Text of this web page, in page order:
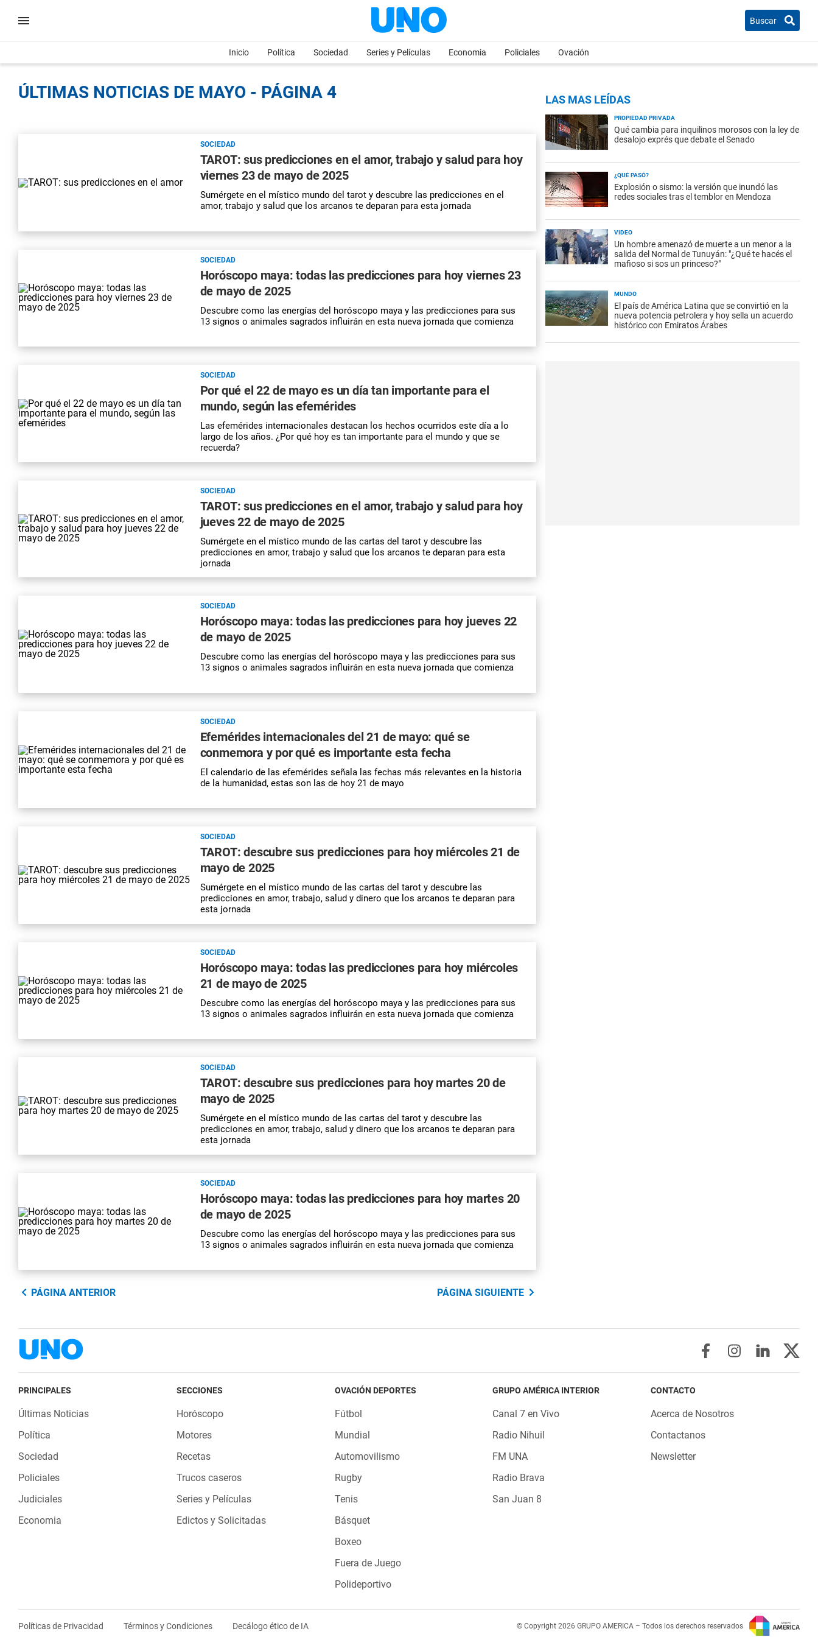
Buscar
Inicio Política Sociedad Series y Películas Economia Policiales Ovación
ÚLTIMAS NOTICIAS DE MAYO - PÁGINA 4
SOCIEDAD
TAROT: sus predicciones en el amor, trabajo y salud para hoy
viernes 23 de mayo de 2025
Sumérgete en el místico mundo del tarot y descubre las predicciones en el
amor, trabajo y salud que los arcanos te deparan para esta jornada
SOCIEDAD
Horóscopo maya: todas las predicciones para hoy viernes 23
de mayo de 2025
Descubre como las energías del horóscopo maya y las predicciones para sus
13 signos o animales sagrados influirán en esta nueva jornada que comienza
SOCIEDAD
Por qué el 22 de mayo es un día tan importante para el
mundo, según las efemérides
Las efemérides internacionales destacan los hechos ocurridos este día a lo
largo de los años. ¿Por qué hoy es tan importante para el mundo y que se
recuerda?
SOCIEDAD
TAROT: sus predicciones en el amor, trabajo y salud para hoy
jueves 22 de mayo de 2025
Sumérgete en el místico mundo de las cartas del tarot y descubre las
predicciones en amor, trabajo y salud que los arcanos te deparan para esta
jornada
SOCIEDAD
Horóscopo maya: todas las predicciones para hoy jueves 22
de mayo de 2025
Descubre como las energías del horóscopo maya y las predicciones para sus
13 signos o animales sagrados influirán en esta nueva jornada que comienza
SOCIEDAD
Efemérides internacionales del 21 de mayo: qué se
conmemora y por qué es importante esta fecha
El calendario de las efemérides señala las fechas más relevantes en la historia
de la humanidad, estas son las de hoy 21 de mayo
SOCIEDAD
TAROT: descubre sus predicciones para hoy miércoles 21 de
mayo de 2025
Sumérgete en el místico mundo de las cartas del tarot y descubre las
predicciones en amor, trabajo, salud y dinero que los arcanos te deparan para
esta jornada
SOCIEDAD
Horóscopo maya: todas las predicciones para hoy miércoles
21 de mayo de 2025
Descubre como las energías del horóscopo maya y las predicciones para sus
13 signos o animales sagrados influirán en esta nueva jornada que comienza
SOCIEDAD
TAROT: descubre sus predicciones para hoy martes 20 de
mayo de 2025
Sumérgete en el místico mundo de las cartas del tarot y descubre las
predicciones en amor, trabajo, salud y dinero que los arcanos te deparan para
esta jornada
SOCIEDAD
Horóscopo maya: todas las predicciones para hoy martes 20
de mayo de 2025
Descubre como las energías del horóscopo maya y las predicciones para sus
13 signos o animales sagrados influirán en esta nueva jornada que comienza
PÁGINA ANTERIOR PÁGINA SIGUIENTE
LAS MAS LEÍDAS
PROPIEDAD PRIVADA
Qué cambia para inquilinos morosos con la ley de
desalojo exprés que debate el Senado
¿QUÉ PASÓ?
Explosión o sismo: la versión que inundó las
redes sociales tras el temblor en Mendoza
VIDEO
Un hombre amenazó de muerte a un menor a la
salida del Normal de Tunuyán: "¿Qué te hacés el
mafioso si sos un princeso?"
MUNDO
El país de América Latina que se convirtió en la
nueva potencia petrolera y hoy sella un acuerdo
histórico con Emiratos Árabes
PRINCIPALES
Últimas Noticias
Política
Sociedad
Policiales
Judiciales
Economia
SECCIONES
Horóscopo
Motores
Recetas
Trucos caseros
Series y Películas
Edictos y Solicitadas
OVACIÓN DEPORTES
Fútbol
Mundial
Automovilismo
Rugby
Tenis
Básquet
Boxeo
Fuera de Juego
Polideportivo
GRUPO AMÉRICA INTERIOR
Canal 7 en Vivo
Radio Nihuil
FM UNA
Radio Brava
San Juan 8
CONTACTO
Acerca de Nosotros
Contactanos
Newsletter
Políticas de Privacidad Términos y Condiciones Decálogo ético de IA © Copyright 2026 GRUPO AMERICA – Todos los derechos reservados